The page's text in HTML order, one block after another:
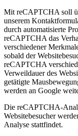
Mit reCAPTCHA soll
unserem
durch automatisierte
reCAPTCHA das
verschiedener
sobald der
reCAPTCHA
Verweildauer des
getätigte
werden an Google
Die reCAPTCHA-
Websitebesucher
Analyse stattfindet.